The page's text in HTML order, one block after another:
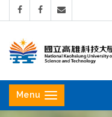
立
高
Menu